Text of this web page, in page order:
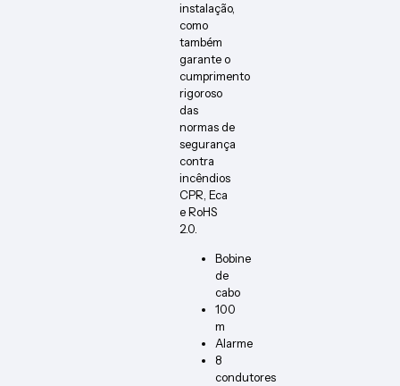
instalação,
como
também
garante o
cumprimento
rigoroso
das
normas de
segurança
contra
incêndios
CPR, Eca
e RoHS
2.0.
Bobine
de
cabo
100
m
Alarme
8
condutores